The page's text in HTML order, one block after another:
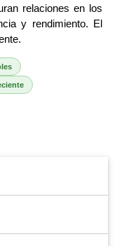
relaciones en los
y rendimiento. El